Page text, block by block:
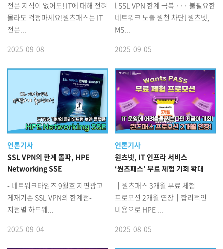
전문 지식이 없어도! IT에 대해 전혀
몰라도 걱정마세요!원츠패스는 IT
전문...
2025-09-08
l SSL VPN 한계 극복 ··· 불필요한
네트워크 노출 원천 차단l 원츠넷,
MS...
2025-09-05
언론기사
SSL VPN의 한계 돌파, HPE
Networking SSE
- 네트워크타임즈 9월호 지면광고
게재기존 SSL VPN의 한계점-
지점별 하드웨...
2025-09-04
언론기사
원츠넷, IT 인프라 서비스
‘원츠패스’ 무료 체험 기회 확대
┃원츠패스 3개월 무료 체험
프로모션 2개월 연장┃합리적인
비용으로 HPE ...
2025-08-05